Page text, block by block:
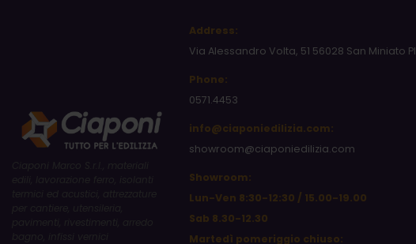
Address:
Via Alessandro Volta, 51 56028 San Miniato PI
Phone:
0571.4453
info@ciaponiedilizia.com:
showroom@ciaponiedilizia.com
Showroom:
Lun-Ven 8:30-12:30 / 15.00-19.00
Sab 8.30-12.30
Martedì pomeriggio chiuso: